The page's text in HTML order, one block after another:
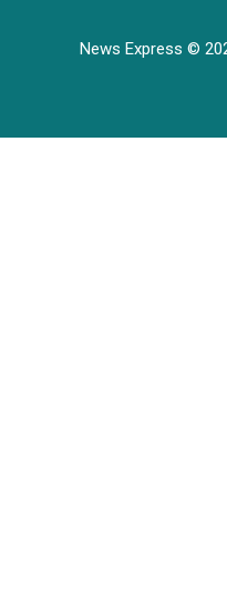
News Express ©